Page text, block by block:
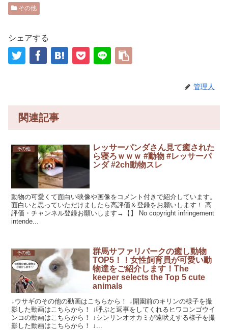
その他
シェアする
管理人
関連記事
その他
レッサーパンダさん見て癒された
ら寝ろｗｗｗ #動物 #レッサーパ
ンダ #2ch動物スレ
動物の可愛くて面白い映像や画像をコメント付きで紹介しています。
面白いと思っていただけましたら高評価＆登録をお願いします！ 高
評価・チャンネル登録お願いします→【】 No copyright infringement
intende...
その他
群馬サファリパークの癒し動物
TOP5！！女性飼育員が可愛い動
物達をご紹介します！The
keeper selects the Top 5 cute
animals
↓ウサギのその他の動画はこちらから！ ↓開園前のキリンの様子を撮
影した動画はこちらから！ ↓呼ぶと返事をしてくれるヒワコンゴウイ
ンコの動画はこちらから！ ↓シンリンオオカミが遠吠えする様子を撮
影した動画はこちらから！ ↓...